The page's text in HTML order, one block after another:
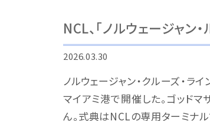
NCL、「ノルウェージャン
2026.03.30
ノルウェージャン・クルーズ・ラ
マイアミ港で開催した。ゴッドマ
ん。式典はNCLの専用ターミナ